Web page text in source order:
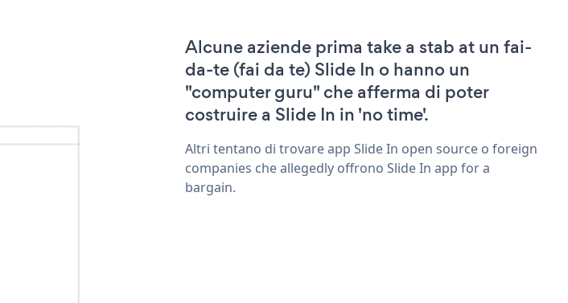
Alcune aziende prima take a stab at un fai-
da-te (fai da te) Slide In o hanno un
"computer guru" che afferma di poter
costruire a Slide In in 'no time'.
Altri tentano di trovare app Slide In open source o foreign
companies che allegedly offrono Slide In app for a
bargain.